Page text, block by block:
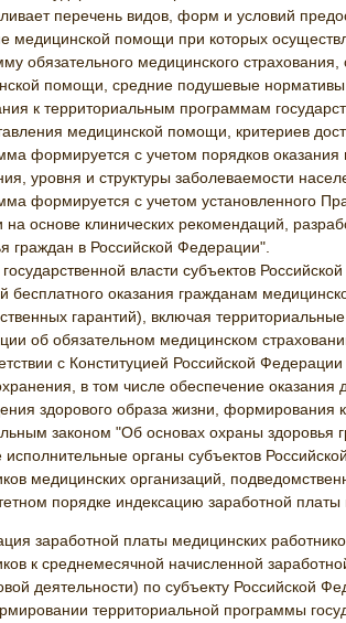
перечень видов, форм и условий
медицинской помощи при которых
обязательного медицинского
помощи, средние подушевые
к территориальным программам
медицинской помощи, критериев
формируется с учетом порядков
уровня и структуры заболеваемости
формируется с учетом установленного
основе клинических рекомендаций,
граждан в Российской Федерации".
власти субъектов
бесплатного оказания гражданам
гарантий), включая
об обязательном медицинском
с Конституцией Российской
в том числе обеспечение
здорового образа жизни, формирования
законом "Об основах охраны здоровья
органы субъектов
медицинских организаций,
порядке индексацию заработной
заработной платы медицинских
к среднемесячной начисленной
деятельности) по субъекту Российской
территориальной программы